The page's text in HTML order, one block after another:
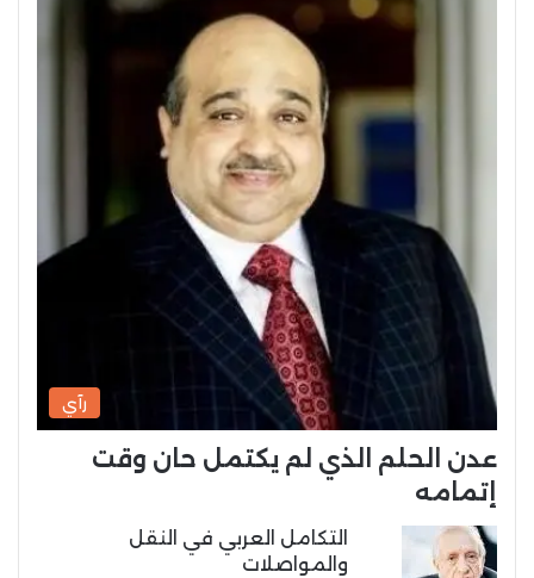
رآي
عدن الحلم الذي لم يكتمل حان وقت
إتمامه
التكامل العربي في النقل
والمواصلات